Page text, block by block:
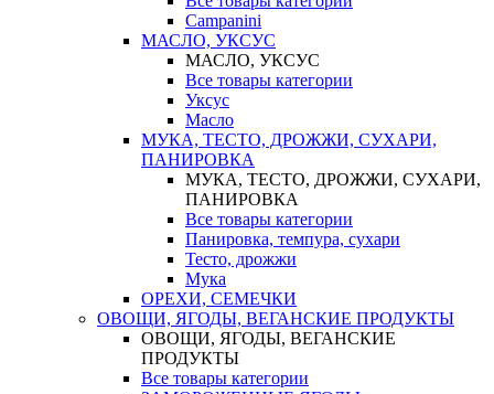
Campanini
МАСЛО, УКСУС
МАСЛО, УКСУС
Все товары категории
Уксус
Масло
МУКА, ТЕСТО, ДРОЖЖИ, СУХАРИ,
ПАНИРОВКА
МУКА, ТЕСТО, ДРОЖЖИ, СУХАРИ,
ПАНИРОВКА
Все товары категории
Панировка, темпура, сухари
Тесто, дрожжи
Мука
ОРЕХИ, СЕМЕЧКИ
ОВОЩИ, ЯГОДЫ, ВЕГАНСКИЕ ПРОДУКТЫ
ОВОЩИ, ЯГОДЫ, ВЕГАНСКИЕ
ПРОДУКТЫ
Все товары категории